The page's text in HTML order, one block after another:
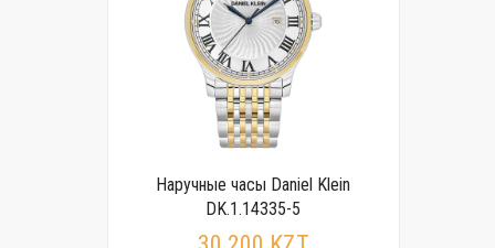
Наручные часы Daniel Klein
DK.1.14335-5